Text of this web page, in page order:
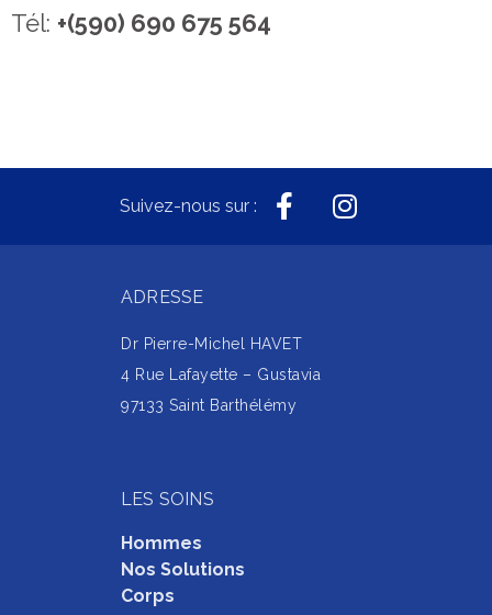
Tél: +(590) 690 675 564
Suivez-nous sur :
ADRESSE
Dr Pierre-Michel HAVET
4 Rue Lafayette – Gustavia
97133 Saint Barthélémy
LES SOINS
Hommes
Nos Solutions
Corps